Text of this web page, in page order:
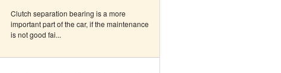
Clutch separation bearing is a more
important part of the car, if the maintenance
is not good fai...